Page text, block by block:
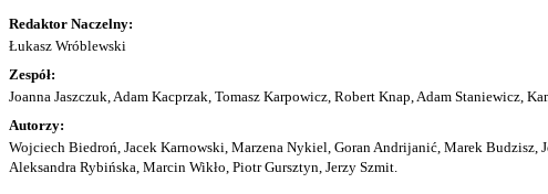
Redaktor Naczelny:
Łukasz Wróblewski
Zespół:
Joanna Jaszczuk, Adam Kacprzak, Tomasz Karpowicz, Robert Knap, Adam Staniewicz,
Autorzy:
Wojciech Biedroń, Jacek Karnowski, Marzena Nykiel, Goran Andrijanić, Marek Budzisz,
Aleksandra Rybińska, Marcin Wikło, Piotr Gursztyn, Jerzy Szmit.